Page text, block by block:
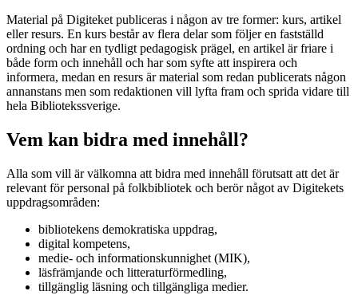
Material på Digiteket publiceras i någon av tre former: kurs, artikel
eller resurs. En kurs består av flera delar som följer en fastställd
ordning och har en tydligt pedagogisk prägel, en artikel är friare i
både form och innehåll och har som syfte att inspirera och
informera, medan en resurs är material som redan publicerats någon
annanstans men som redaktionen vill lyfta fram och sprida vidare till
hela Bibliotekssverige.
Vem kan bidra med innehåll?
Alla som vill är välkomna att bidra med innehåll förutsatt att det är
relevant för personal på folkbibliotek och berör något av Digitekets
uppdragsområden:
bibliotekens demokratiska uppdrag,
digital kompetens,
medie- och informationskunnighet (MIK),
läsfrämjande och litteraturförmedling,
tillgänglig läsning och tillgängliga medier.